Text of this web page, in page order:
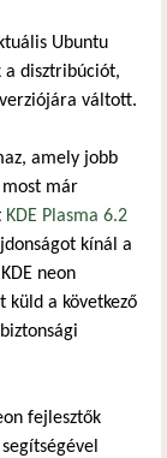
Ubuntu
a disztribúciót,
verziójára váltott.
amely jobb
most már
KDE Plasma 6.2
kínál a
neon
küld a következő
fejlesztők